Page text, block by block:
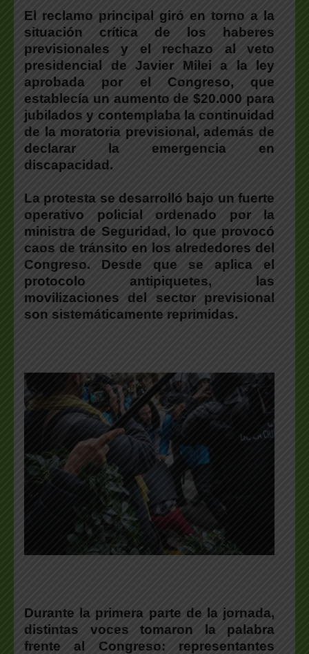
El reclamo principal giró en torno a la
situación crítica de los haberes
previsionales y el rechazo al veto
presidencial de Javier Milei a la ley
aprobada por el Congreso, que
establecía un aumento de $20.000 para
jubilados y contemplaba la continuidad
de la moratoria previsional, además de
declarar la emergencia en
discapacidad.
La protesta se desarrolló bajo un fuerte
operativo policial ordenado por la
ministra de Seguridad, lo que provocó
caos de tránsito en los alrededores del
Congreso. Desde que se aplica el
protocolo antipiquetes, las
movilizaciones del sector previsional
son sistemáticamente reprimidas.
Durante la primera parte de la jornada,
distintas voces tomaron la palabra
frente al Congreso: representantes